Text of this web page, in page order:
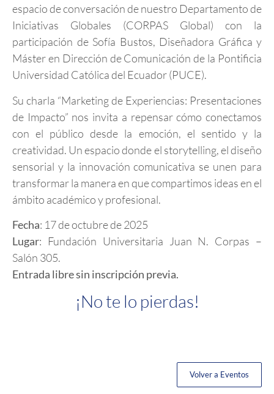
espacio de conversación de nuestro Departamento de
Iniciativas Globales (CORPAS Global) con la
participación de Sofía Bustos, Diseñadora Gráfica y
Máster en Dirección de Comunicación de la Pontificia
Universidad Católica del Ecuador (PUCE).
Su charla “Marketing de Experiencias: Presentaciones
de Impacto” nos invita a repensar cómo conectamos
con el público desde la emoción, el sentido y la
creatividad. Un espacio donde el storytelling, el diseño
sensorial y la innovación comunicativa se unen para
transformar la manera en que compartimos ideas en el
ámbito académico y profesional.
Fecha: 17 de octubre de 2025
Lugar: Fundación Universitaria Juan N. Corpas –
Salón 305.
Entrada libre sin inscripción previa.
¡No te lo pierdas!
Volver a Eventos